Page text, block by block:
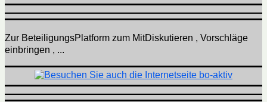
Zur BeteiligungsPlatform zum MitDiskutieren , Vorschläge
einbringen , ...